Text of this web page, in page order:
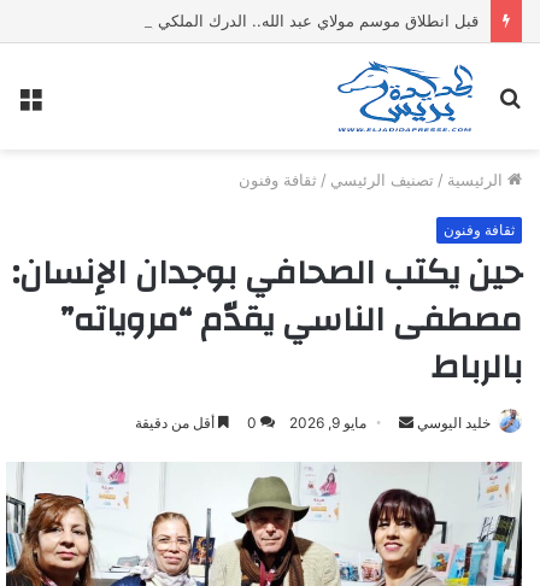
بحث
الرئيسية / تصنيف الرئيسي / ثقافة وفنون
ثقافة وفنون
حين يكتب الصحافي بوجدان الإنسان:
مصطفى الناسي يقدّم “مروياته”
بالرباط
خليد اليوسي
ل
ب
ر
مايو 9, 2026 0 أقل من دقيقة